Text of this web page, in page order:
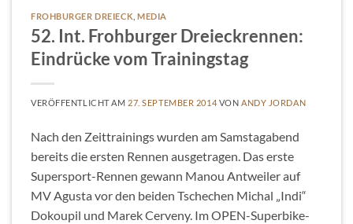
FROHBURGER DREIECK ,MEDIA
52. Int. Frohburger Dreieckrennen:
Eindrücke vom Trainingstag
VERÖFFENTLICHT AM 27. SEPTEMBER 2014 VON ANDY JORDAN
Nach den Zeittrainings wurden am Samstagabend
bereits die ersten Rennen ausgetragen. Das erste
Supersport-Rennen gewann Manou Antweiler auf
MV Agusta vor den beiden Tschechen Michal „Indi“
Dokoupil und Marek Cerveny. Im OPEN-Superbike-